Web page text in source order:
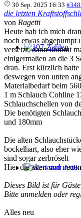
107-Zahlen
30 Sep. 2025 16:33
die letzten
von Ragetti
Heute hab ich mich
noch etwas abgepumpt
versetzt, dann kommt
einigermaßen an die 3
dran. Erst kürzlich
deswegen von unten
Materialbedarf beim
1 m Schlauch Cohline
Schlauchschellen von
Die benötigten
und 180mm
Die alten
bockelhart, also eher
sind sogar zerbröselt
Hier die alten und
Dieses Bild ist für
Bitte anmelden oder
Alles neu